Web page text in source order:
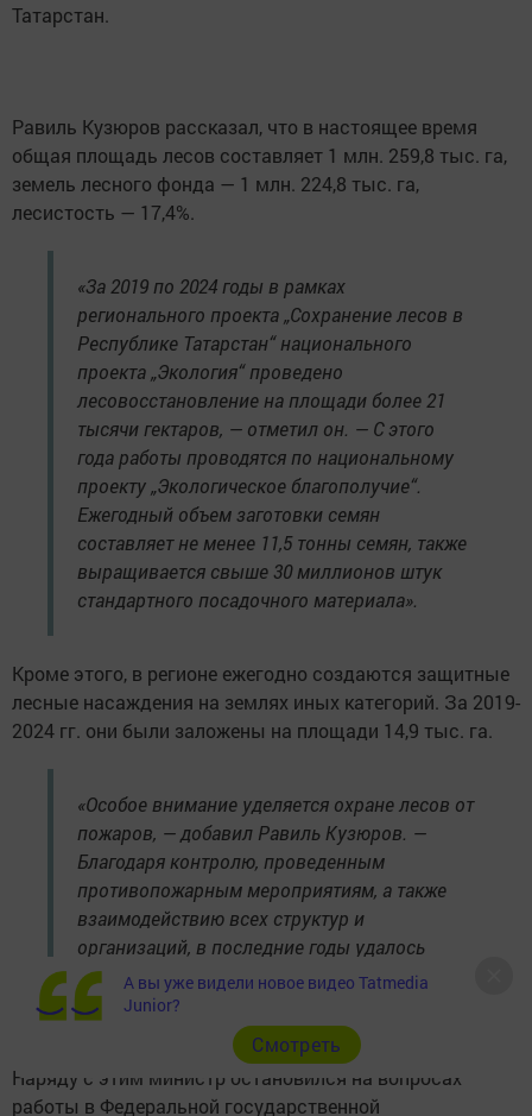
Татарстан.
Равиль Кузюров рассказал, что в настоящее время
общая площадь лесов составляет 1 млн. 259,8 тыс. га,
земель лесного фонда — 1 млн. 224,8 тыс. га,
лесистость — 17,4%.
«За 2019 по 2024 годы в рамках
регионального проекта „Сохранение лесов в
Республике Татарстан“ национального
проекта „Экология“ проведено
лесовосстановление на площади более 21
тысячи гектаров, — отметил он. — С этого
года работы проводятся по национальному
проекту „Экологическое благополучие“.
Ежегодный объем заготовки семян
составляет не менее 11,5 тонны семян, также
выращивается свыше 30 миллионов штук
стандартного посадочного материала».
Кроме этого, в регионе ежегодно создаются защитные
лесные насаждения на землях иных категорий. За 2019-
2024 гг. они были заложены на площади 14,9 тыс. га.
«Особое внимание уделяется охране лесов от
пожаров, — добавил Равиль Кузюров. —
Благодаря контролю, проведенным
противопожарным мероприятиям, а также
взаимодействию всех структур и
организаций, в последние годы удалось
избежать чрезвычайных ситуаций в ходе
пожароопасных сезонов».
Наряду с этим министр остановился на вопросах
работы в Федеральной государственной
А вы уже видели новое видео Tatmedia
Junior?
Cмотреть